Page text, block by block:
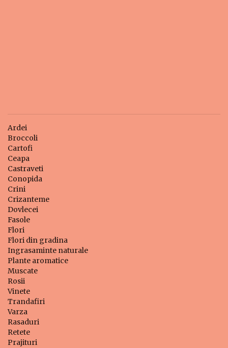
Ardei
Broccoli
Cartofi
Ceapa
Castraveti
Conopida
Crini
Crizanteme
Dovlecei
Fasole
Flori
Flori din gradina
Ingrasaminte naturale
Plante aromatice
Muscate
Rosii
Vinete
Trandafiri
Varza
Rasaduri
Retete
Prajituri